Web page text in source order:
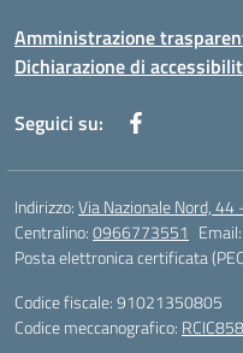
Amministrazione
Dichiarazione di
Seguici su:
Indirizzo:Via Nazionale Nord,
Centralino:0966773551 Email:
Posta elettronica certificata
Codice fiscale: 91021350805
Codice meccanografico: